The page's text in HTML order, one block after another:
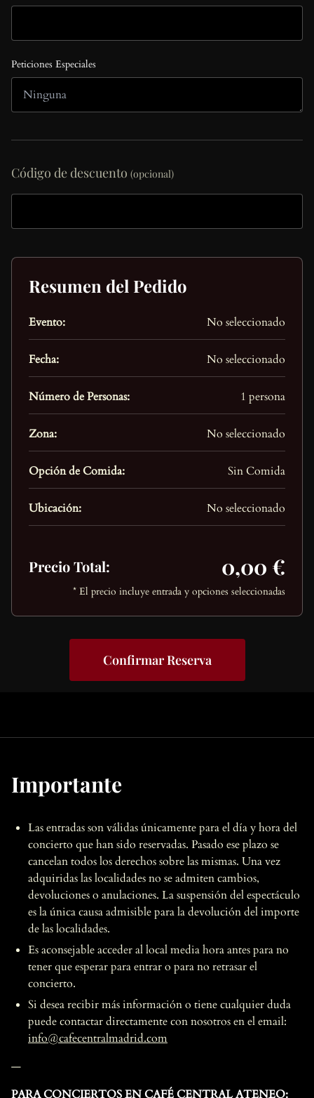
Peticiones Especiales
Código de descuento (opcional)
Resumen del Pedido
Evento: No seleccionado
Fecha: No seleccionado
Número de Personas: 1 persona
Zona: No seleccionado
Opción de Comida: Sin Comida
Ubicación: No seleccionado
Precio Total: 0,00 €
* El precio incluye entrada y opciones seleccionadas
Confirmar Reserva
Importante
Las entradas son válidas únicamente para el día y hora del
concierto que han sido reservadas. Pasado ese plazo se
cancelan todos los derechos sobre las mismas. Una vez
adquiridas las localidades no se admiten cambios,
devoluciones o anulaciones. La suspensión del espectáculo
es la única causa admisible para la devolución del importe
de las localidades.
Es aconsejable acceder al local media hora antes para no
tener que esperar para entrar o para no retrasar el
concierto.
Si desea recibir más información o tiene cualquier duda
puede contactar directamente con nosotros en el email:
info@cafecentralmadrid.com
—
PARA CONCIERTOS EN CAFÉ CENTRAL ATENEO: